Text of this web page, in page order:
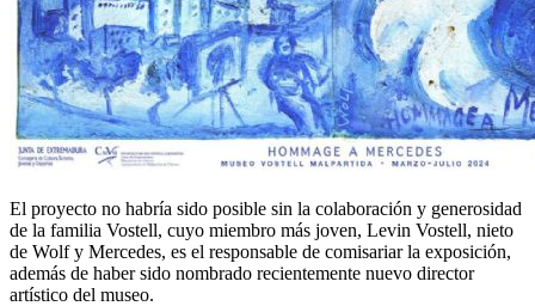
El proyecto no habría sido posible sin la colaboración y generosidad
de la familia Vostell, cuyo miembro más joven, Levin Vostell, nieto
de Wolf y Mercedes, es el responsable de comisariar la exposición,
además de haber sido nombrado recientemente nuevo director
artístico del museo.